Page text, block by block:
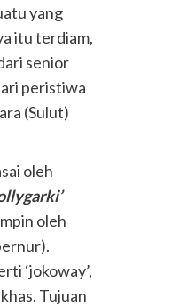
yang
itu terdiam,
senior
peristiwa
(Sulut)
oleh
oleh
‘jokoway’,
Tujuan